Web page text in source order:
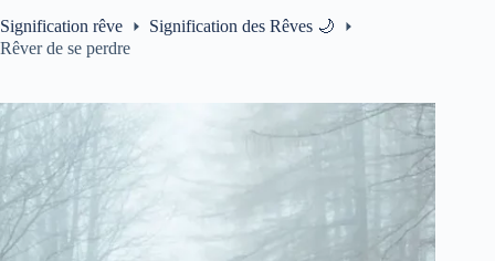
Signification rêve
Signification des Rêves 🌙
Rêver de se perdre